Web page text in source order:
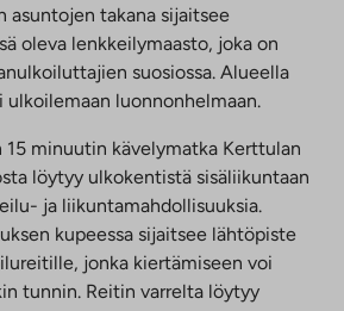
asuntojen takana sijaitsee
oleva lenkkeilymaasto, joka on
suosiossa. Alueella
ulkoilemaan luonnonhelmaan.
minuutin kävelymatka Kerttulan
löytyy ulkokentistä sisäliikuntaan
ja liikuntamahdollisuuksia.
kupeessa sijaitsee lähtöpiste
jonka kiertämiseen voi
tunnin. Reitin varrelta löytyy